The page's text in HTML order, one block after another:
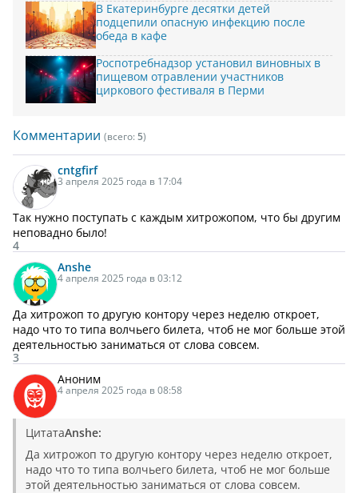
В Екатеринбурге десятки детей
подцепили опасную инфекцию после
обеда в кафе
Роспотребнадзор установил виновных в
пищевом отравлении участников
циркового фестиваля в Перми
Комментарии (всего: 5)
cntgfirf
3 апреля 2025 года в 17:04
Так нужно поступать с каждым хитрожопом, что бы другим
неповадно было!
4
Anshe
4 апреля 2025 года в 03:12
Да хитрожоп то другую контору через неделю откроет,
надо что то типа волчьего билета, чтоб не мог больше этой
деятельностью заниматься от слова совсем.
3
Аноним
4 апреля 2025 года в 08:58
ЦитатаAnshe:
Да хитрожоп то другую контору через неделю откроет,
надо что то типа волчьего билета, чтоб не мог больше
этой деятельностью заниматься от слова совсем.